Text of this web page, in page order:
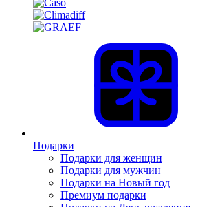
Подарки
Подарки для женщин
Подарки для мужчин
Подарки на Новый год
Премиум подарки